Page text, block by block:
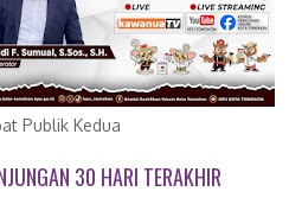
Publik Kedua
30 HARI TERAKHIR